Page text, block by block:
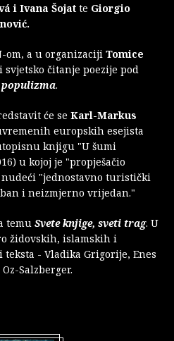
i Ivana Šojat te Giorgio
om, a u organizaciji Tomice
svjetsko čitanje poezije pod
populizma.
će se Karl-Markus
europskih esejista
knjigu "U šumi
u kojoj je "propješačio
"jednostavno turistički
i neizmjerno vrijedan."
temu Svete knjige, sveti trag. U
židovskih, islamskih i
- Vladika Grigorije, Enes
Salzberger.